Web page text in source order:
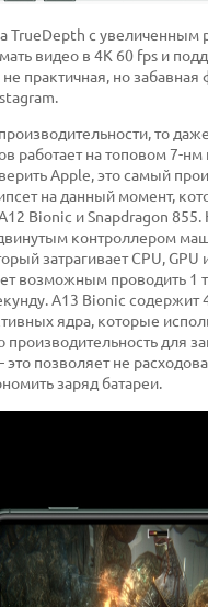
TrueDepth с увеличенным
видео в 4К 60 fps и
практичная, но
то
работает на топовом 7-нм
Apple, это самый
на данный момент,
Bionic и Snapdragon
контроллером
затрагивает CPU, GPU
возможным проводить 1
А13 Bionic содержит
ядра, которые
производительность для
позволяет не
заряд батареи.